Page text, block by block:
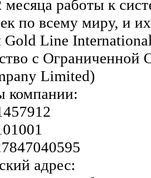
месяца работы к
по всему миру, и
Line
с Ограниченной
Limited)
компании:
адрес: